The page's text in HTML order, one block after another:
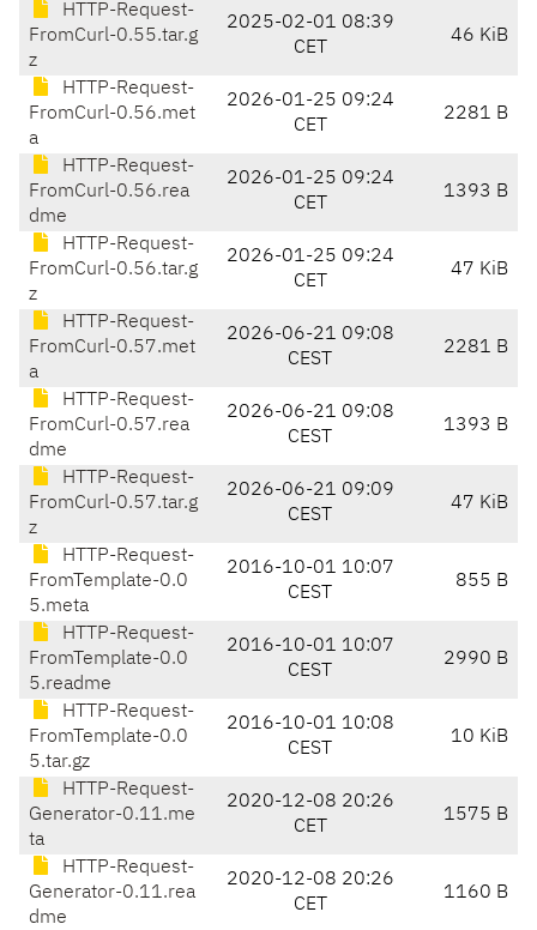
HTTP-Request-
FromCurl-0.55.tar.g
z
2025-02-01 08:39
CET
46 KiB
HTTP-Request-
FromCurl-0.56.met
a
2026-01-25 09:24
CET
2281 B
HTTP-Request-
FromCurl-0.56.rea
dme
2026-01-25 09:24
CET
1393 B
HTTP-Request-
FromCurl-0.56.tar.g
z
2026-01-25 09:24
CET
47 KiB
HTTP-Request-
FromCurl-0.57.met
a
2026-06-21 09:08
CEST
2281 B
HTTP-Request-
FromCurl-0.57.rea
dme
2026-06-21 09:08
CEST
1393 B
HTTP-Request-
FromCurl-0.57.tar.g
z
2026-06-21 09:09
CEST
47 KiB
HTTP-Request-
FromTemplate-0.0
5.meta
2016-10-01 10:07
CEST
855 B
HTTP-Request-
FromTemplate-0.0
5.readme
2016-10-01 10:07
CEST
2990 B
HTTP-Request-
FromTemplate-0.0
5.tar.gz
2016-10-01 10:08
CEST
10 KiB
HTTP-Request-
Generator-0.11.me
ta
2020-12-08 20:26
CET
1575 B
HTTP-Request-
Generator-0.11.rea
dme
2020-12-08 20:26
CET
1160 B